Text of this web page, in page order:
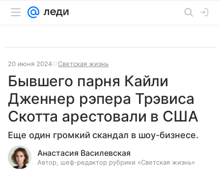
20 июня 2024 Светская жизнь
Бывшего парня Кайли
Дженнер рэпера Трэвиса
Скотта арестовали в США
Еще один громкий скандал в шоу-бизнесе.
Анастасия Василевская
Автор, шеф-редактор рубрики «Светская жизнь»